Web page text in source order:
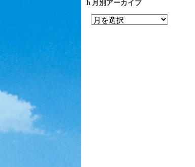
月別アーカイブ